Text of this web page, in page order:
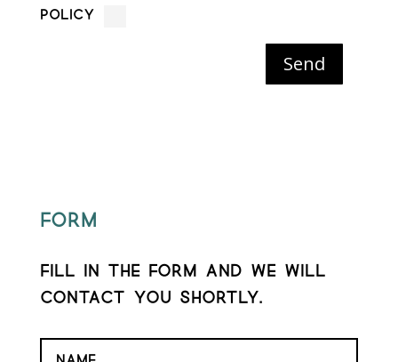
POLICY
Send
Form
Fill in the form and we will
contact you shortly.